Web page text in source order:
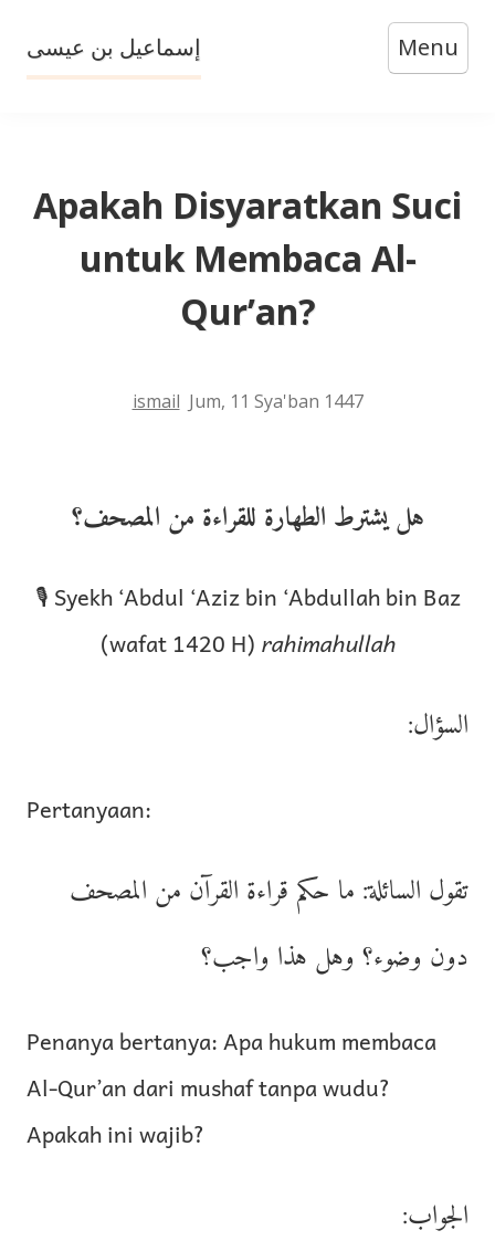
content
إسماعيل بن عيسى Menu
Apakah Disyaratkan Suci
untuk Membaca Al-
Qur’an?
ismail Jum, 11 Sya'ban 1447
هل يشترط الطهارة للقراءة من المصحف؟
🎙 Syekh ‘Abdul ‘Aziz bin ‘Abdullah bin Baz
(wafat 1420 H) rahimahullah
السؤال:
Pertanyaan:
تقول السائلة: ما حكم قراءة القرآن من المصحف
دون وضوء؟ وهل هذا واجب؟
Penanya bertanya: Apa hukum membaca
Al-Qur’an dari mushaf tanpa wudu?
Apakah ini wajib?
الجواب: